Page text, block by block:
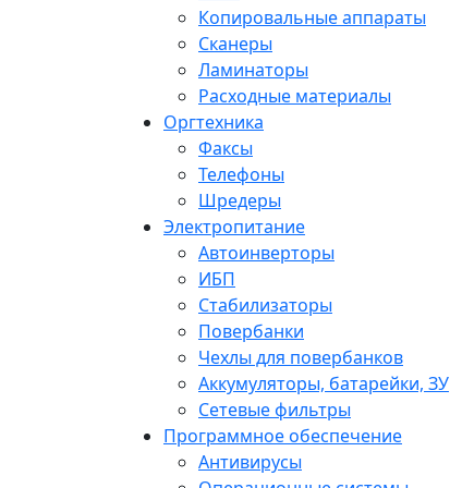
Копировальные аппараты
Сканеры
Ламинаторы
Расходные материалы
Оргтехника
Факсы
Телефоны
Шредеры
Электропитание
Автоинверторы
ИБП
Стабилизаторы
Повербанки
Чехлы для повербанков
Аккумуляторы, батарейки, ЗУ
Сетевые фильтры
Программное обеспечение
Антивирусы